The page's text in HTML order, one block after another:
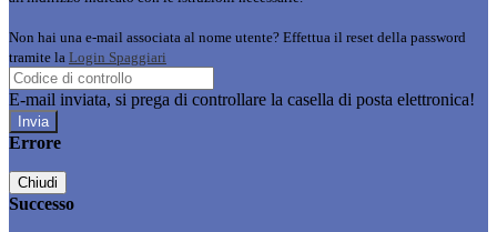
Non hai una e-mail associata al nome utente? Effettua il reset della password
tramite la Login Spaggiari
E-mail inviata, si prega di controllare la casella di posta elettronica!
Errore
Chiudi
Successo